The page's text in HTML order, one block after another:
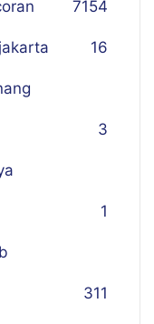
154
7
16
3
1
311